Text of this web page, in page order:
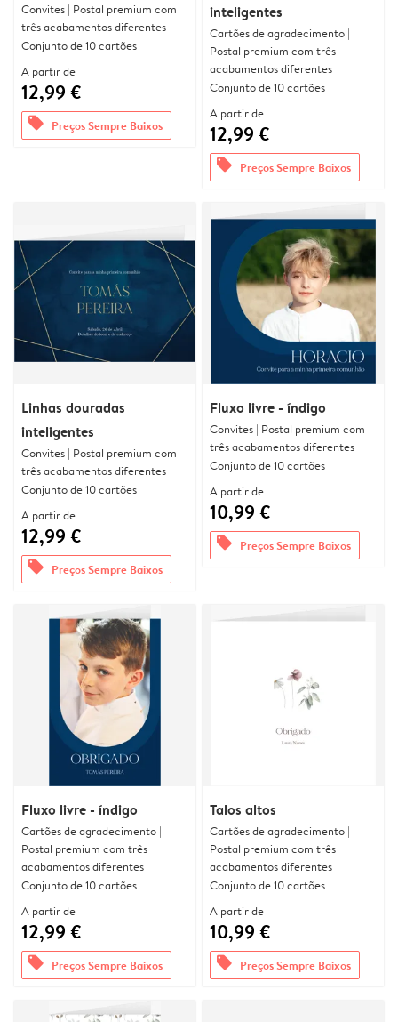
Convites | Postal premium com
três acabamentos diferentes
Conjunto de 10 cartões
A partir de
12,99 €
offers Preços Sempre Baixos
inteligentes
Cartões de agradecimento |
Postal premium com três
acabamentos diferentes
Conjunto de 10 cartões
A partir de
12,99 €
offers Preços Sempre Baixos
Linhas douradas
inteligentes
Convites | Postal premium com
três acabamentos diferentes
Conjunto de 10 cartões
A partir de
12,99 €
offers Preços Sempre Baixos
Fluxo livre - índigo
Convites | Postal premium com
três acabamentos diferentes
Conjunto de 10 cartões
A partir de
10,99 €
offers Preços Sempre Baixos
Fluxo livre - índigo
Cartões de agradecimento |
Postal premium com três
acabamentos diferentes
Conjunto de 10 cartões
A partir de
12,99 €
offers Preços Sempre Baixos
Talos altos
Cartões de agradecimento |
Postal premium com três
acabamentos diferentes
Conjunto de 10 cartões
A partir de
10,99 €
offers Preços Sempre Baixos